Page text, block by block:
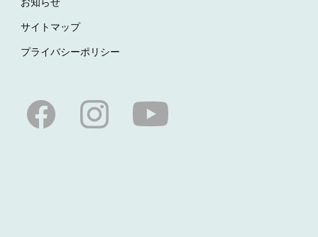
サイトマップ
プライバシーポリシー